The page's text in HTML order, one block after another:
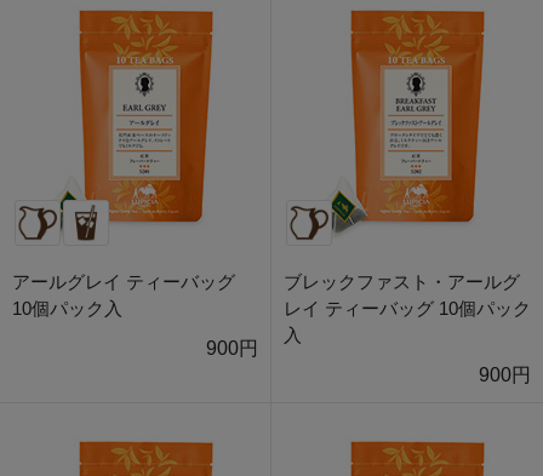
アールグレイ ティーバッグ
10個パック入
900円
ブレックファスト・アールグ
レイ ティーバッグ 10個パック
入
900円